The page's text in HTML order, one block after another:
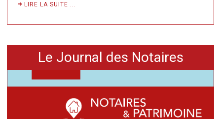
LIRE LA SUITE ...
Le Journal des Notaires